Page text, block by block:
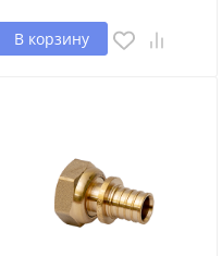
В корзину